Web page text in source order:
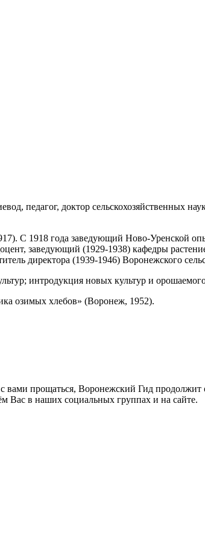
педагог, доктор сельскохозяйственных
С 1918 года заведующий Ново-Уренской
заведующий (1929-1938) кафедры
директора (1939-1946) Воронежского
интродукция новых культур и
озимых хлебов» (Воронеж, 1952).
прощаться, Воронежский Гид
в наших социальных группах и на сайте.